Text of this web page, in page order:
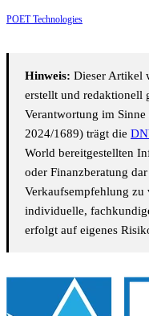
POET Technologies
Hinweis: Dieser Artikel
erstellt und redaktionell
Verantwortung im
2024/1689) trägt die
World bereitgestellten
oder Finanzberatung
Verkaufsempfehlung zu
individuelle,
erfolgt auf eigenes